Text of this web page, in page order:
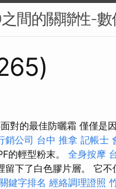
間的關聯性-
對的最佳防曬霜 僅僅是
銷公司 台中 推拿 記帳士
的輕型粉末。 全身按摩
留下了白色膠片層。 它
鍵字排名 經絡調理證照